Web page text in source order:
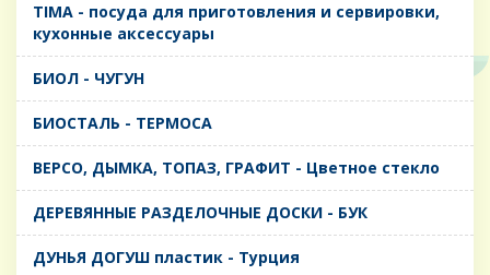
TIMA - посуда для приготовления и сервировки,
кухонные аксессуары
БИОЛ - ЧУГУН
БИОСТАЛЬ - ТЕРМОСА
ВЕРСО, ДЫМКА, ТОПАЗ, ГРАФИТ - Цветное стекло
ДЕРЕВЯННЫЕ РАЗДЕЛОЧНЫЕ ДОСКИ - БУК
ДУНЬЯ ДОГУШ пластик - Турция